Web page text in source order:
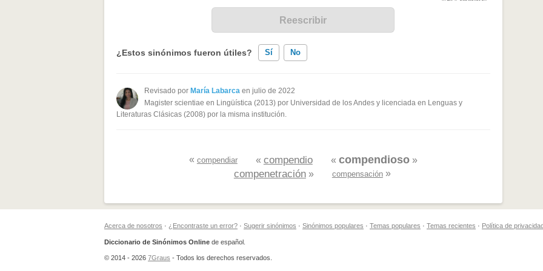
¿Estos sinónimos fueron útiles? Sí No
Existen sinónimos incorrectos
Ninguno de los sinónimos presentados me ayudó
Revisado por María Labarca en julio de 2022
Magister scientiae en Lingüística (2013) por Universidad de los Andes y licenciada en Lenguas y
Literaturas Clásicas (2008) por la misma institución.
« compendiar « compendio « compendioso »
compenetración» compensación»
Acerca de nosotros · ¿Encontraste un error? · Sugerir sinónimos · Sinónimos populares · Temas populares · Temas recientes · Política de privacidad
Diccionario de Sinónimos Online de español.
© 2014 - 2026 7Graus - Todos los derechos reservados.